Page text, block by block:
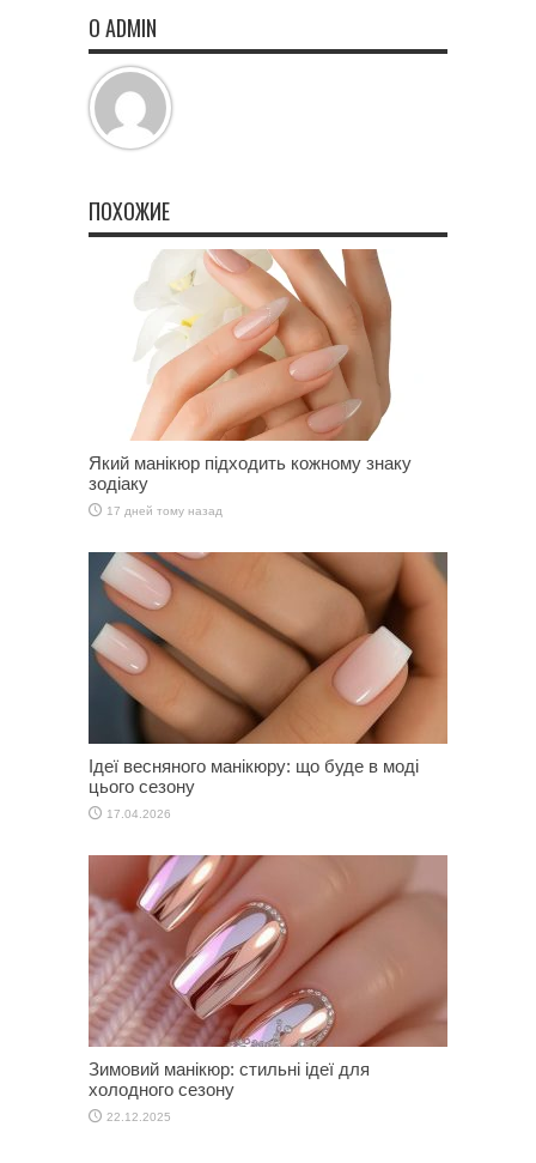
О ADMIN
ПОХОЖИЕ
Який манікюр підходить кожному знаку
зодіаку
17 дней тому назад
Ідеї весняного манікюру: що буде в моді
цього сезону
17.04.2026
Зимовий манікюр: стильні ідеї для
холодного сезону
22.12.2025